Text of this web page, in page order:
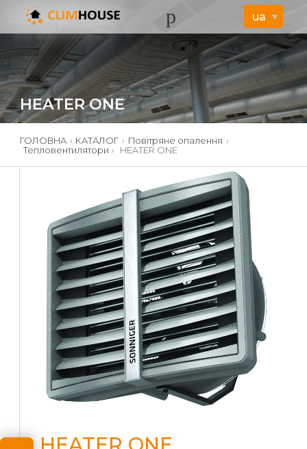
HEATER ONE
ГОЛОВНА › КАТАЛОГ › Повітряне опалення ›
Тепловентилятори › HEATER ONE